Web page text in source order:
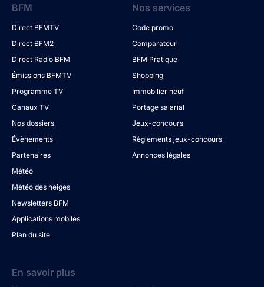
BFM
Direct BFMTV
Direct BFM2
Direct Radio BFM
Émissions BFMTV
Programme TV
Canaux TV
Nos dossiers
Évènements
Partenaires
Météo
Météo des neiges
Newsletters BFM
Applications mobiles
Plan du site
Nos services
Code promo
Comparateur
BFM Pratique
Shopping
Immobilier neuf
Portage salarial
Jeux-concours
Règlements jeux-concours
Annonces légales
En savoir plus